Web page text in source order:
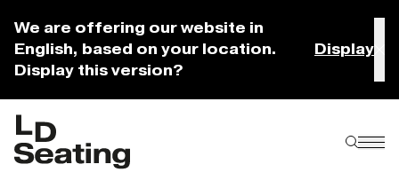
We are offering our website in
English, based on your location.
Display this version?
Display